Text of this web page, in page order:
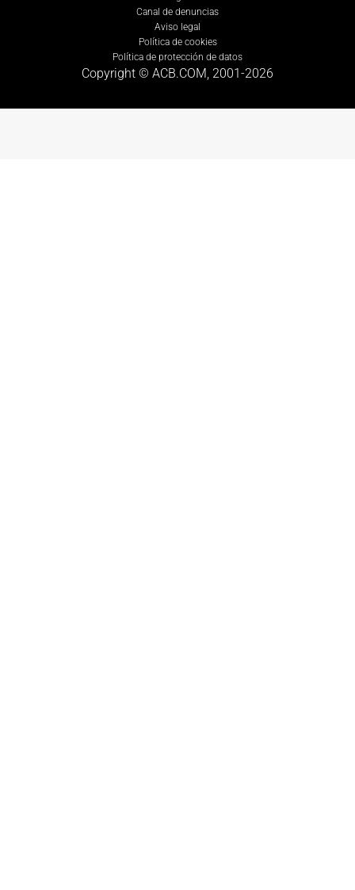
Canal de denuncias
Aviso legal
Política de cookies
Política de protección de datos
Copyright © ACB.COM, 2001-2026